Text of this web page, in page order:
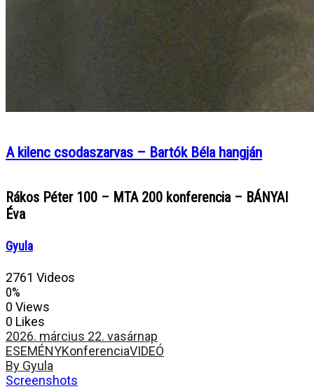
A kilenc csodaszarvas – Bartók Béla hangján
Rákos Péter 100 – MTA 200 konferencia – BÁNYAI
Éva
Gyula
2761 Videos
0%
0 Views
0 Likes
2026. március 22. vasárnap
ESEMÉNYKonferenciaVIDEÓ
By Gyula
Screenshots